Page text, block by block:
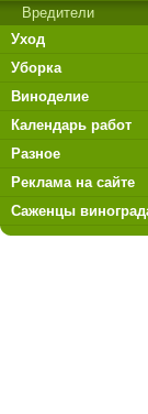
Вредители
Уход
Уборка
Виноделие
Календарь работ
Разное
Реклама на сайте
Саженцы